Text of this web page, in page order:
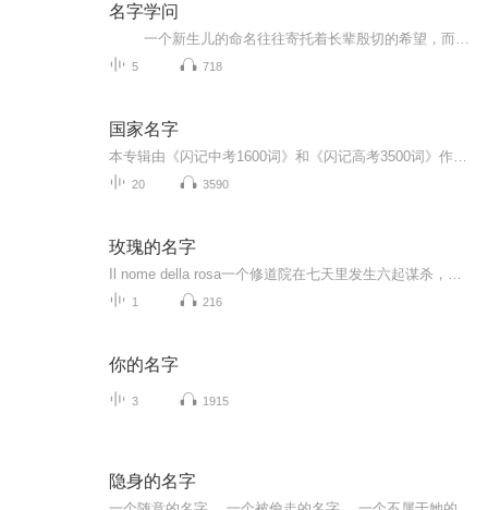
名字学问
5 718
国家名字
20 3590
玫瑰的名字
1 216
你的名字
3 1915
隐身的名字